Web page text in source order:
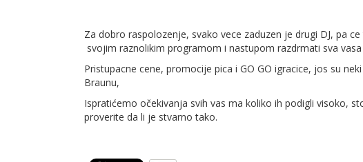
Za dobro raspolozenje, svako vece zaduzen je drugi DJ, pa
svojim raznolikim programom i nastupom razdrmati sva vasa
Pristupacne cene, promocije pica i GO GO igracice, jos su
Braunu,
Ispratićemo očekivanja svih vas ma koliko ih podigli visoko,
proverite da li je stvarno tako.